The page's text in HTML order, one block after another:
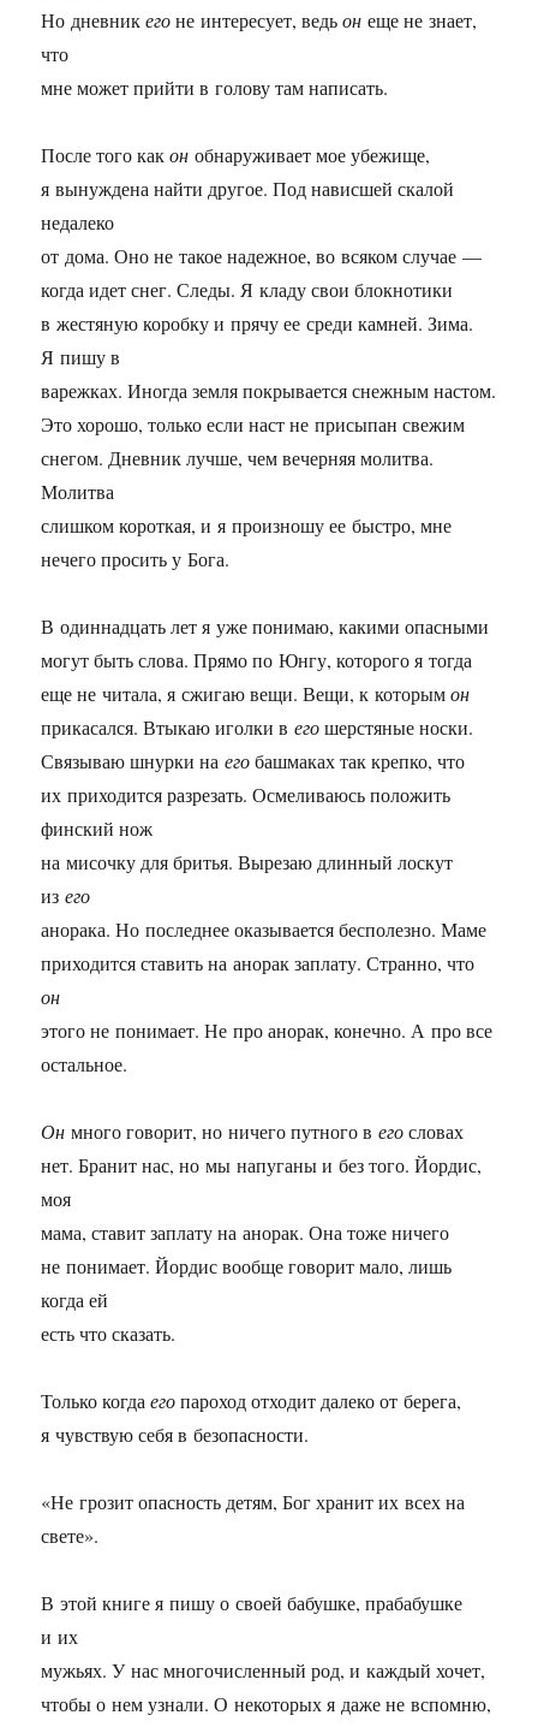
Но дневникегоне интересует, ведьон еще не знает,
что
мне может прийти в голову там написать.
После того какон обнаруживает мое убежище,
я вынуждена найти другое. Под нависшей скалой
недалеко
от дома. Оно не такое надежное, во всяком случае —
когда идет снег. Следы. Я кладу свои блокнотики
в жестяную коробку и прячу ее среди камней. Зима.
Я пишу в
варежках. Иногда земля покрывается снежным настом.
Это хорошо, только если наст не присыпан свежим
снегом. Дневник лучше, чем вечерняя молитва.
Молитва
слишком короткая, и я произношу ее быстро, мне
нечего просить у Бога.
В одиннадцать лет я уже понимаю, какими опасными
могут быть слова. Прямо по Юнгу, которого я тогда
еще не читала, я сжигаю вещи. Вещи, к которымон
прикасался. Втыкаю иголки вегошерстяные носки.
Связываю шнурки наегобашмаках так крепко, что
их приходится разрезать. Осмеливаюсь положить
финский нож
на мисочку для бритья. Вырезаю длинный лоскут
изего
анорака. Но последнее оказывается бесполезно. Маме
приходится ставить на анорак заплату. Странно, что
он
этого не понимает. Не про анорак, конечно. А про все
остальное.
Он много говорит, но ничего путного вегословах
нет. Бранит нас, но мы напуганы и без того. Йордис,
моя
мама, ставит заплату на анорак. Она тоже ничего
не понимает. Йордис вообще говорит мало, лишь
когда ей
есть что сказать.
Только когдаегопароход отходит далеко от берега,
я чувствую себя в безопасности.
«Не грозит опасность детям, Бог хранит их всех на
свете».
В этой книге я пишу о своей бабушке, прабабушке
и их
мужьях. У нас многочисленный род, и каждый хочет,
чтобы о нем узнали. О некоторых я даже не вспомню,